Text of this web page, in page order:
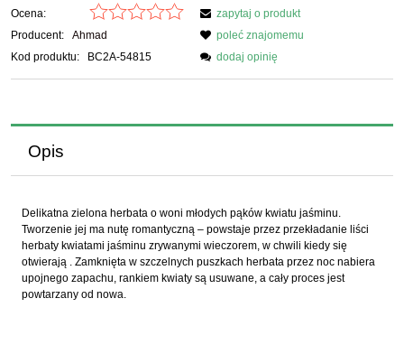
Ocena:
Producent:
Ahmad
Kod produktu:
BC2A-54815
zapytaj o produkt
poleć znajomemu
dodaj opinię
Opis
Delikatna zielona herbata o woni młodych pąków kwiatu jaśminu.
Tworzenie jej ma nutę romantyczną – powstaje przez przekładanie liści
herbaty kwiatami jaśminu zrywanymi wieczorem, w chwili kiedy się
otwierają . Zamknięta w szczelnych puszkach herbata przez noc nabiera
upojnego zapachu, rankiem kwiaty są usuwane, a cały proces jest
powtarzany od nowa.